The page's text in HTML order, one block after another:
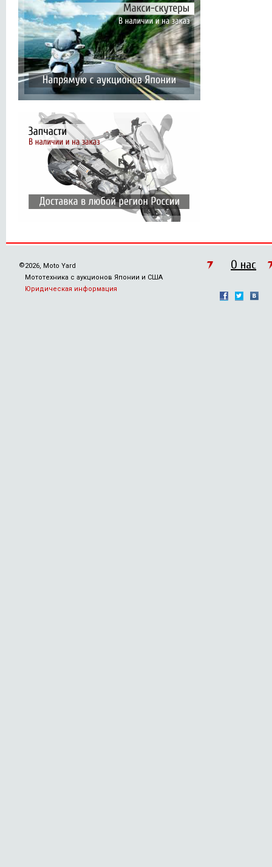
©2026, Moto Yard
Мототехника с аукционов Японии и США
Юридическая информация
О нас